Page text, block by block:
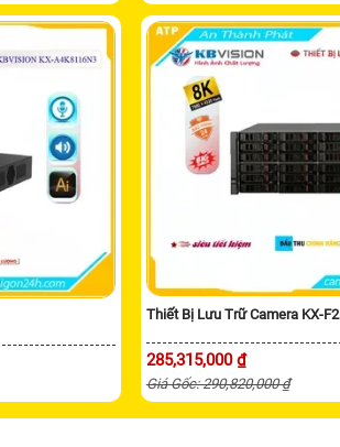
Thiết Bị Lưu Trữ Camera KX-
285,315,000 ₫
Giá Gốc: 290,820,000 ₫